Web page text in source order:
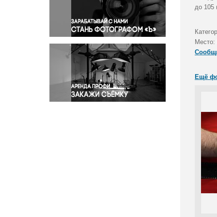
Правосудие
Происшествия и конфликты
Религия
Светская жизнь
Спорт
Экология
Экономика и бизнес
до 105
Место:
Ещё